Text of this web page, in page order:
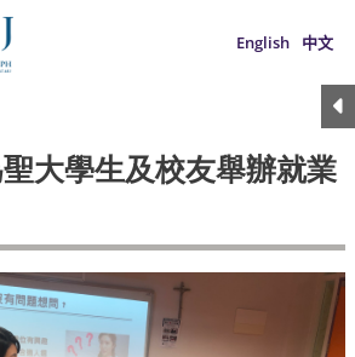
English 中文
大學生及校友舉辦就業